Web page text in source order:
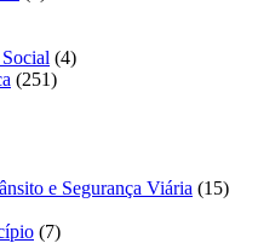
(4)
(251)
e Segurança Viária (15)
(7)